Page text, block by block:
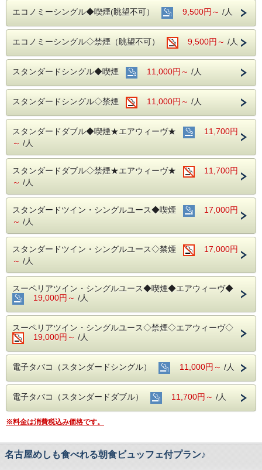
■全室インターネット接続完備 ◎Ｗｉ－Ｆｉ接続無料◎
■お客様に安全にお過ごしいただく為に、お客様の触れる機
会が多い場所を
アルコール消毒を行っております。
当ホテルの客室は窓が開放出来る為、簡単に空気を入れ替
える事が可能です。
清掃時は常に換気をして新鮮な空気に入れ替えておりま
す。
中部国際空港へもアクセス抜群！
ホテル隣接の名鉄名古屋駅から直通電車が発着しています！
■交通アクセス■３つの主要駅と地下鉄が全て隣接！！
名古屋市営地下鉄：東山線・桜通線まで徒歩３分
名鉄バスセンター：当ホテルの建物３・４階より高速バスが
エコノミーシングル◆喫煙(眺望不可） 9,500円～ /人
エコノミーシングル◇禁煙（眺望不可） 9,500円～ /人
スタンダードシングル◆喫煙 11,000円～ /人
スタンダードシングル◇禁煙 11,000円～ /人
スタンダードダブル◆喫煙★エアウィーヴ★
11,700円
～ /人
スタンダードダブル◇禁煙★エアウィーヴ★
11,700円
～ /人
スタンダードツイン・シングルユース◆喫煙
17,000円
～ /人
スタンダードツイン・シングルユース◇禁煙
17,000円
～ /人
スーペリアツイン・シングルユース◆喫煙◆エアウィーヴ◆
19,000円～ /人
スーペリアツイン・シングルユース◇禁煙◇エアウィーヴ◇
19,000円～ /人
電子タバコ（スタンダードシングル） 11,000円～ /人
電子タバコ（スタンダードダブル） 11,700円～ /人
※料金は消費税込み価格です。
名古屋めしも食べれる朝食ビュッフェ付プラン♪